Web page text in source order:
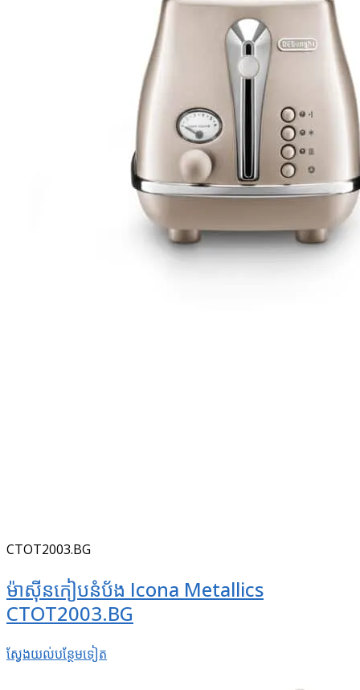
CTOT2003.BG
ម៉ាស៊ីនកៀបនំប័ង Icona Metallics
CTOT2003.BG
ស្វែងយល់​បន្ថែម​ទៀត